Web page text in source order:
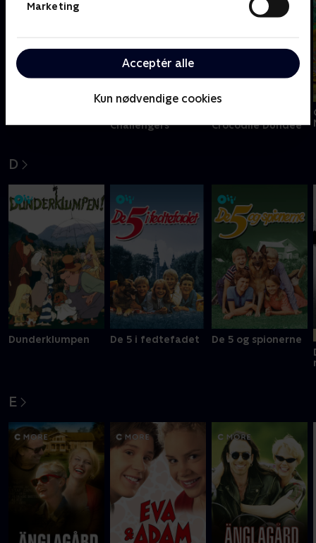
Marketing
Acceptér alle
Kun nødvendige cookies
Challengers Crocodile Dundee
D
Dunderklumpen De 5 i fedtefadet
De 5 og spionerne
E